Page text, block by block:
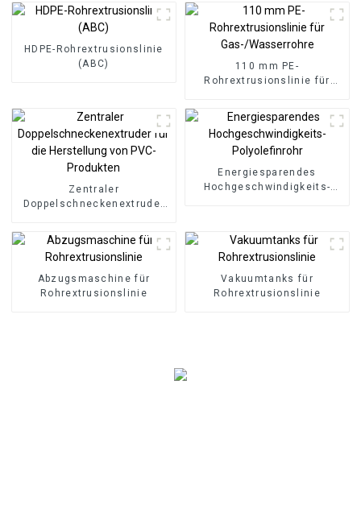
HDPE-Rohrextrusionslinie
(ABC)
110 mm PE-
Rohrextrusionslinie für
Zentraler
Doppelschneckenextruder
Energiesparendes
Hochgeschwindigkeits-
Abzugsmaschine für
Rohrextrusionslinie
Vakuumtanks für
Rohrextrusionslinie